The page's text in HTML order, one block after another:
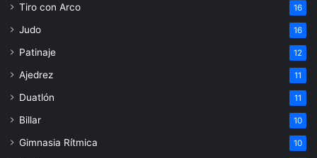
Tiro con Arco 16
Judo 16
Patinaje 12
Ajedrez 11
Duatlón 11
Billar 10
Gimnasia Rítmica 10